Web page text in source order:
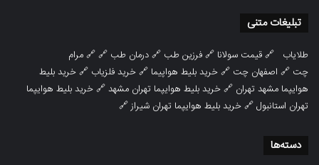
تبلیغات متنی
طلایاب 🔗قیمت سولانا 🔗فرزین طب 🔗درمان طب 🔗 🔗مرام
چت 🔗 اصفهان چت 🔗خرید بلیط هواپیما 🔗خرید فلزیاب 🔗خرید بلیط
هوایپما مشهد تهران 🔗خرید بلیط هوایپما تهران مشهد🔗خرید بلیط هوایپما
تهران استانبول🔗خرید بلیط هوایپما تهران شیراز🔗
دسته‌ها